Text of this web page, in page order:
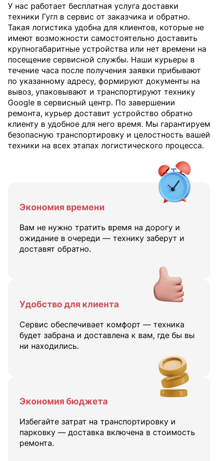
У нас работает бесплатная услуга доставки
техники Гугл в сервис от заказчика и обратно.
Такая логистика удобна для клиентов, которые не
имеют возможности самостоятельно доставить
крупногабаритные устройства или нет времени на
посещение сервисной службы. Наши курьеры в
течение часа после получения заявки прибывают
по указанному адресу, формируют документы на
вывоз, упаковывают и транспортируют технику
Google в сервисный центр. По завершении
ремонта, курьер доставит устройство обратно
клиенту в удобное для него время. Мы гарантируем
безопасную транспортировку и целостность вашей
техники на всех этапах логистического процесса.
Экономия времени
Вам не нужно тратить время на дорогу и
ожидание в очереди — технику заберут и
доставят обратно.
Удобство для клиента
Сервис обеспечивает комфорт — техника
будет забрана и доставлена к вам, где бы вы
ни находились.
Экономия бюджета
Избегайте затрат на транспортировку и
парковку — доставка включена в стоимость
ремонта.